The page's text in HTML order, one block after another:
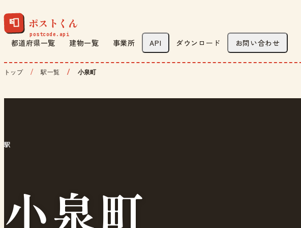
📮 ポストくん
都道府県一覧 建物一覧 事業所 API ダウンロード お問い合わせ
トップ 駅一覧 小泉町
駅
小泉町